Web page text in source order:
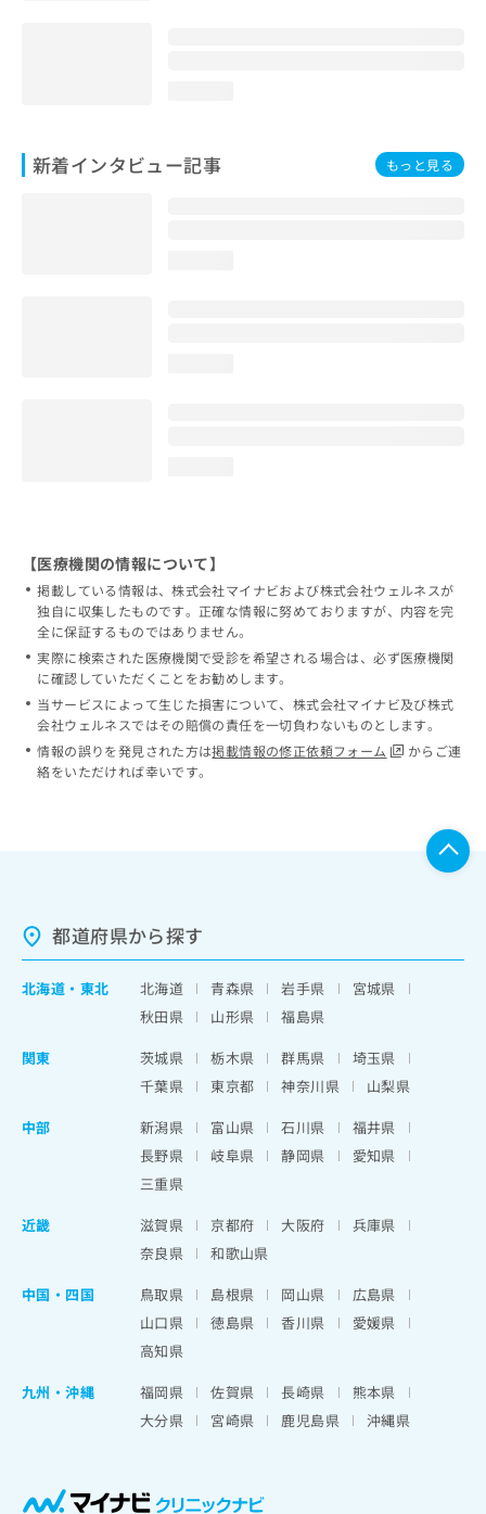
新着インタビュー記事 もっと見る
【医療機関の情報について】
掲載している情報は、株式会社マイナビおよび株式会社ウェルネスが
独自に収集したものです。正確な情報に努めておりますが、内容を完
全に保証するものではありません。
実際に検索された医療機関で受診を希望される場合は、必ず医療機関
に確認していただくことをお勧めします。
当サービスによって生じた損害について、株式会社マイナビ及び株式
会社ウェルネスではその賠償の責任を一切負わないものとします。
情報の誤りを発見された方は掲載情報の修正依頼フォーム
からご連
絡をいただければ幸いです。
都道府県から探す
北海道 ・ 東北 北海道 青森県 岩手県
宮城県
秋田県
山形県
福島県
関東
茨城県 栃木県 群馬県
埼玉県
千葉県
東京都 神奈川県
山梨県
中部
新潟県 富山県 石川県
福井県
長野県
岐阜県 静岡県
愛知県
三重県
近畿
滋賀県 京都府 大阪府
兵庫県
奈良県
和歌山県
中国・四国
鳥取県 島根県 岡山県
広島県
山口県
徳島県 香川県
愛媛県
高知県
九州・沖縄
福岡県 佐賀県 長崎県
熊本県
大分県
宮崎県 鹿児島県 沖縄県